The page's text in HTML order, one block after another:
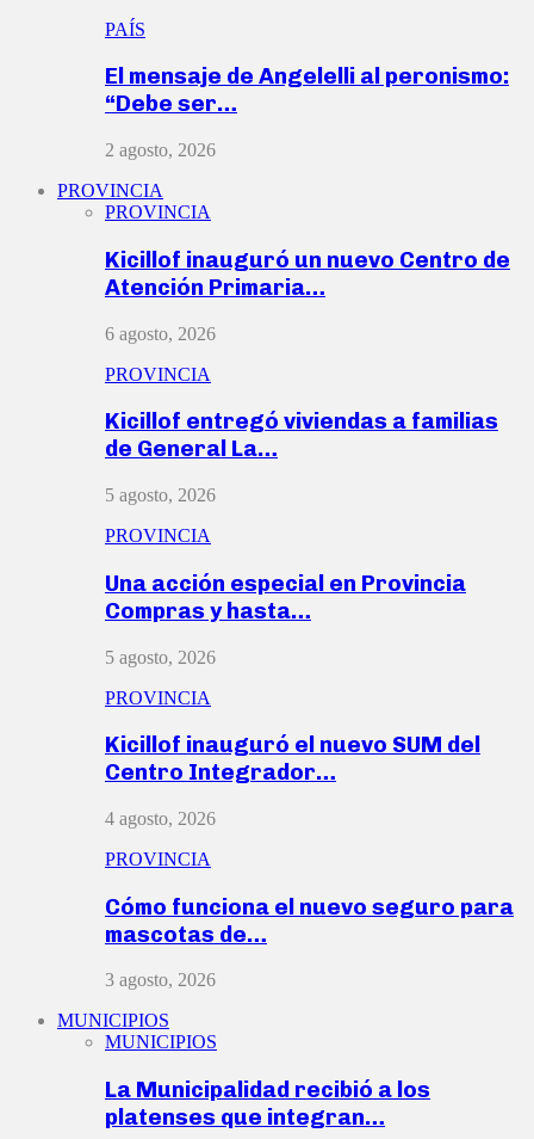
PAÍS
El mensaje de Angelelli al peronismo:
“Debe ser…
2 agosto, 2026
PROVINCIA
PROVINCIA
Kicillof inauguró un nuevo Centro de
Atención Primaria…
6 agosto, 2026
PROVINCIA
Kicillof entregó viviendas a familias
de General La…
5 agosto, 2026
PROVINCIA
Una acción especial en Provincia
Compras y hasta…
5 agosto, 2026
PROVINCIA
Kicillof inauguró el nuevo SUM del
Centro Integrador…
4 agosto, 2026
PROVINCIA
Cómo funciona el nuevo seguro para
mascotas de…
3 agosto, 2026
MUNICIPIOS
MUNICIPIOS
La Municipalidad recibió a los
platenses que integran…